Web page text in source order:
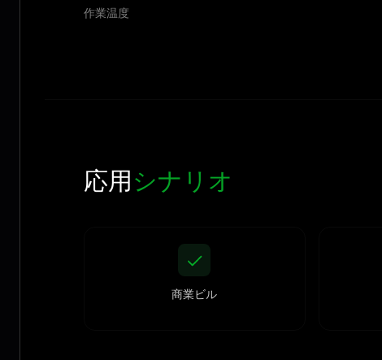
作業温度
応用シナリオ
商業ビル